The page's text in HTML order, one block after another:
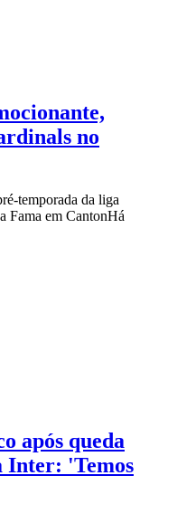
no
temporada da liga
Fama em CantonHá
após queda
Inter: 'Temos